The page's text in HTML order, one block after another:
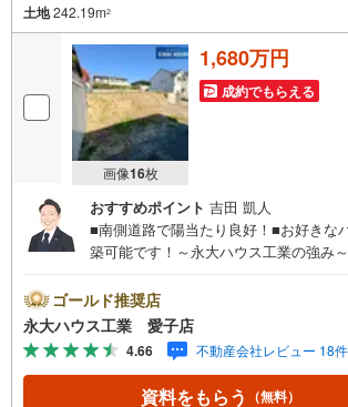
土地242.19m2
画像16枚
1,680万円
成約でもらえる
おすすめポイント 吉田 凱人
■南側道路で陽当たり良好！■お好きな
築可能です！～永大ハウス工業の強み
く2つに分けてご紹介！1.＜豊富な不動
ション・土地…と種別を問わず不動産を
す。さらに教育施設や商業施設、子育て
地域情報を総合し、お客様により良い物
だけるよう、しっかりとサポートさせ
ゴールド推奨店
永大ハウス工業 愛子店
4.66 不動産会社レビュー 18件
資料をもらう （無料）